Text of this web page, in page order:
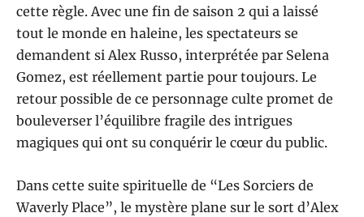
cette règle. Avec une fin de saison 2 qui a laissé
tout le monde en haleine, les spectateurs se
demandent si Alex Russo, interprétée par Selena
Gomez, est réellement partie pour toujours. Le
retour possible de ce personnage culte promet de
bouleverser l’équilibre fragile des intrigues
magiques qui ont su conquérir le cœur du public.
Dans cette suite spirituelle de “Les Sorciers de
Waverly Place”, le mystère plane sur le sort d’Alex